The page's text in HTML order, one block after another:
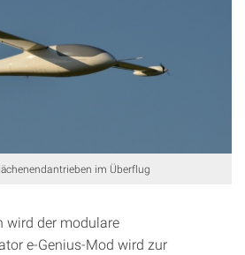
im Überflug
wird der modulare
e-Genius-Mod wird zur